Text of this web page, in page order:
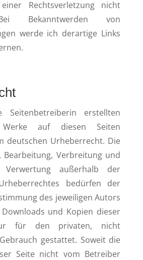
Rechtsverletzung nicht
Bekanntwerden von
werde ich derartige Links
erstellten
auf diesen Seiten
deutschen Urheberrecht. Die
Bearbeitung, Verbreitung und
außerhalb der
bedürfen der
des jeweiligen Autors
und Kopien dieser
für den privaten, nicht
gestattet. Soweit die
Seite nicht vom Betreiber